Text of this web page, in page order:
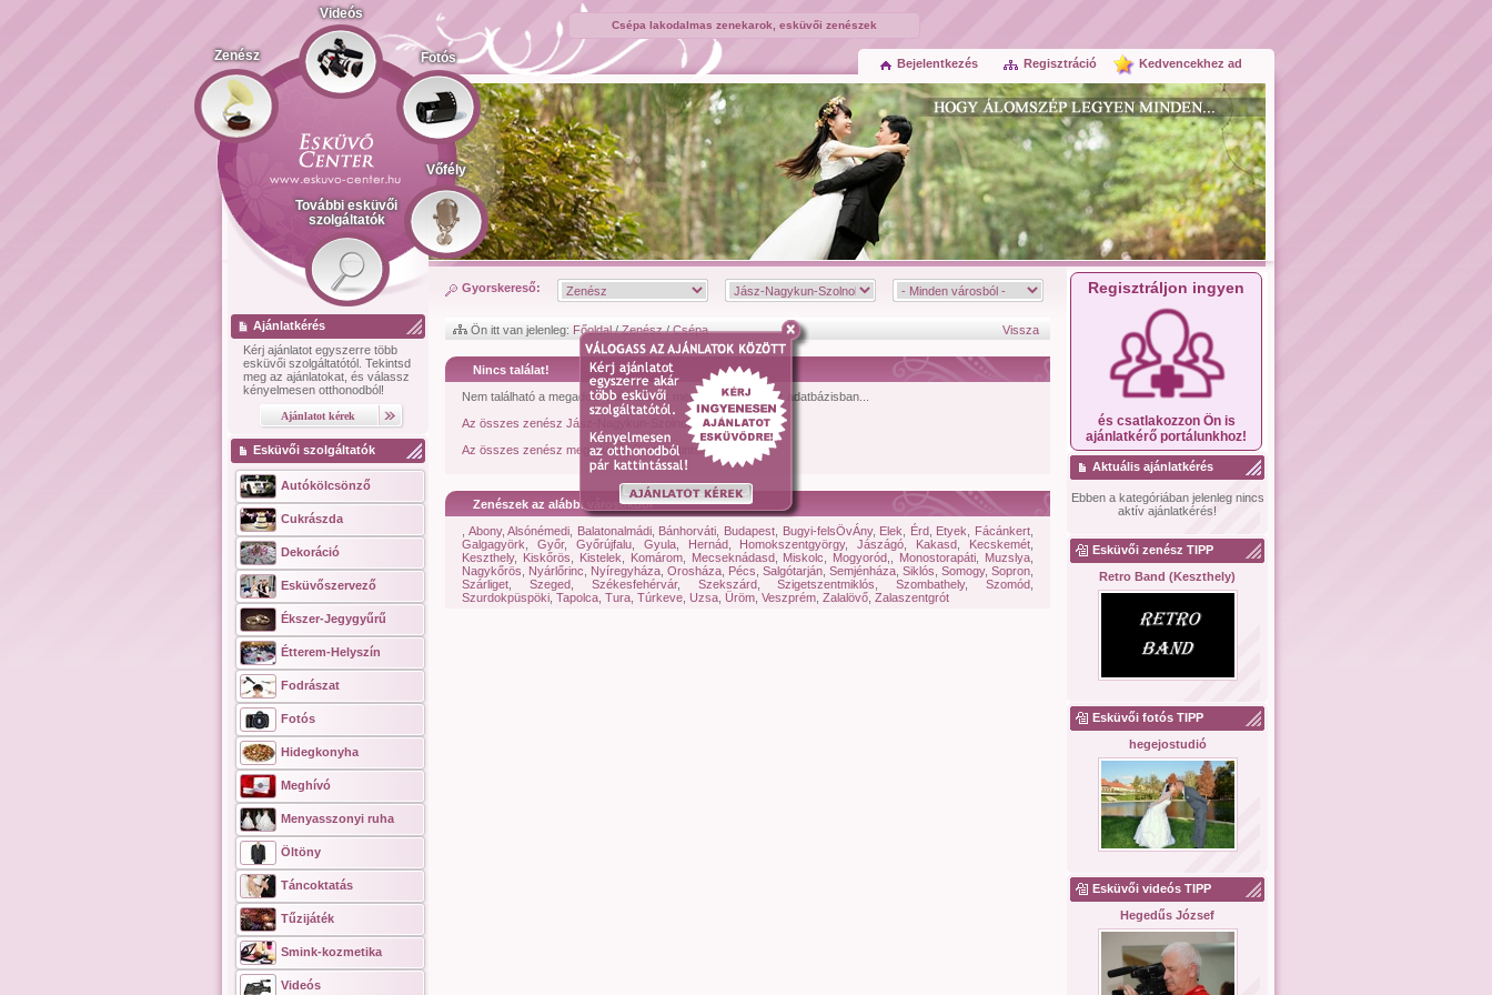
Csépa lakodalmas zenekarok, esküvői zenészek
Zenész
Videós
Fotós
Vőfély
További esküvői
szolgáltatók
Kedvencekhez ad
Regisztráció
Bejelentkezés
Ajánlatkérés
Kérj ajánlatot egyszerre több
esküvői szolgáltatótól. Tekintsd
meg az ajánlatokat, és válassz
kényelmesen otthonodból!
Esküvői szolgáltatók
Autókölcsönző
Cukrászda
Dekoráció
Esküvőszervező
Ékszer-Jegygyűrű
Étterem-Helyszín
Fodrászat
Fotós
Hidegkonyha
Meghívó
Menyasszonyi ruha
Öltöny
Táncoktatás
Tűzijáték
Smink-kozmetika
Videós
Gyorskereső:
Ön itt van jelenleg: Főoldal/Zenész/Csépa Vissza
Nincs találat!
Nem található a megadott feltételeknek megfelelő zenész az adatbázisban...
Az összes zenész Jász-Nagykun-Szolnok megyéből.
Az összes zenész megtekintéséhez kattintson ide!
Zenészek az alábbi városokból
Abony,Alsónémedi Balatonalmádi, Bánhorváti Budapest Bugyi-felsÖvÁny, Elek Érd, Etyek Fácánkert
Galgagyörk
Győr, Győrújfalu, Gyula, Hernád, Homokszentgyörgy,Jászágó Kakasd Kecskemét
Keszthely, Kiskőrös Kistelek Komárom, Mecseknádasd, Miskolc Mogyoród, Monostorapáti Muzslya
Nagykőrös
Nyárlőrinc Nyíregyháza Orosháza Pécs Salgótarján Semjénháza Siklós Somogy, Sopron
Szárliget
Szeged, Székesfehérvár, Szekszárd,Szigetszentmiklós ,Szombathely,Szomód
Szurdokpüspöki Tapolca Tura Túrkeve Uzsa Üröm Veszprém Zalalövő Zalaszentgrót
Regisztráljon ingyen
és csatlakozzon Ön is
ajánlatkérő portálunkhoz!
Aktuális ajánlatkérés
Ebben a kategóriában jelenleg nincs
aktív ajánlatkérés!
Esküvői zenész TIPP
Retro Band (Keszthely)
Esküvői fotós TIPP
hegejostudió
Esküvői videós TIPP
Hegedűs József